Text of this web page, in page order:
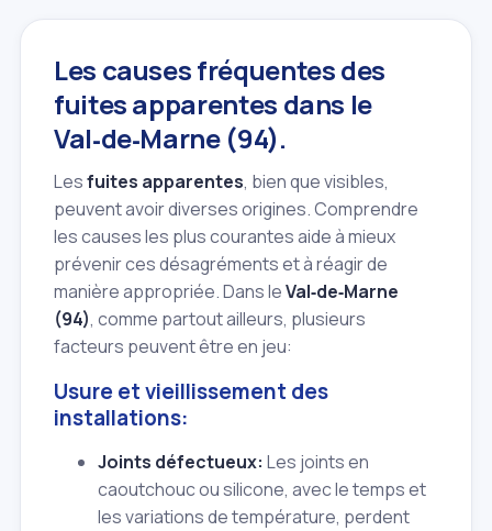
Les causes fréquentes des
fuites apparentes dans le
Val‑de‑Marne (94).
Lesfuites apparentes, bien que visibles,
peuvent avoir diverses origines. Comprendre
les causes les plus courantes aide à mieux
prévenir ces désagréments et à réagir de
manière appropriée. Dans leVal‑de‑Marne
(94), comme partout ailleurs, plusieurs
facteurs peuvent être en jeu:
Usure et vieillissement des
installations:
Joints défectueux: Les joints en
caoutchouc ou silicone, avec le temps et
les variations de température, perdent